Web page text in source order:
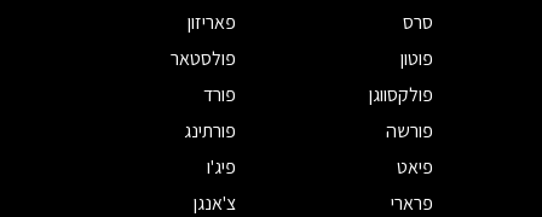
סרס
פאריזון
פוטון
פולסטאר
פולקסווגן
פורד
פורשה
פורתינג
פיאט
פיג'ו
פרארי
צ'אנגן